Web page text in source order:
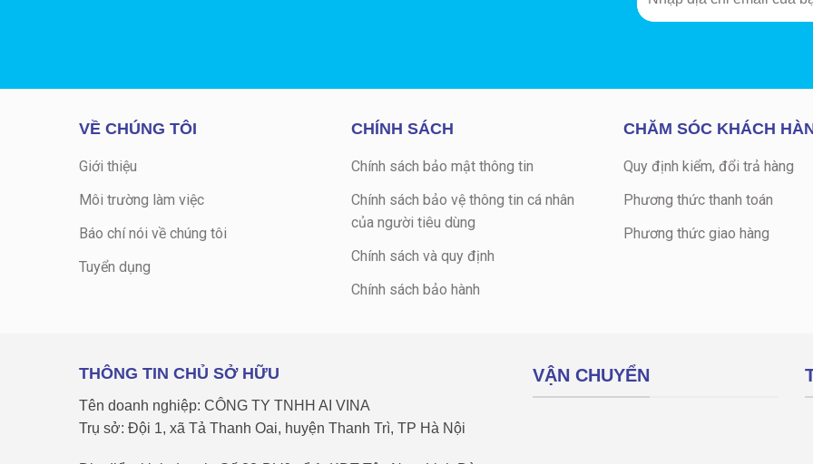
VỀ CHÚNG TÔI
Giới thiệu
Môi trường làm việc
Báo chí nói về chúng tôi
Tuyển dụng
CHÍNH SÁCH
Chính sách bảo mật thông tin
Chính sách bảo vệ thông tin cá nhân
của người tiêu dùng
Chính sách và quy định
Chính sách bảo hành
CHĂM SÓC KHÁCH
Quy định kiểm, đổi trả hàng
Phương thức thanh toán
Phương thức giao hàng
THÔNG TIN CHỦ SỞ HỮU
Tên doanh nghiệp: CÔNG TY TNHH AI VINA
Trụ sở: Đội 1, xã Tả Thanh Oai, huyện Thanh Trì, TP Hà Nội
VẬN CHUYỂN